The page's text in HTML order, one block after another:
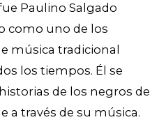
Paulino Salgado
como uno de los
música tradicional
los tiempos. Él se
de los negros de
a través de su música.